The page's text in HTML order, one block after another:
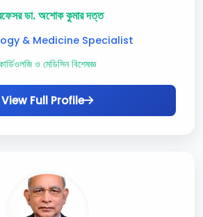
ডা. অশোক কুমার দত্ত
& Medicine Specialist
ও মেডিসিন বিশেষজ্ঞ
View Full Profile